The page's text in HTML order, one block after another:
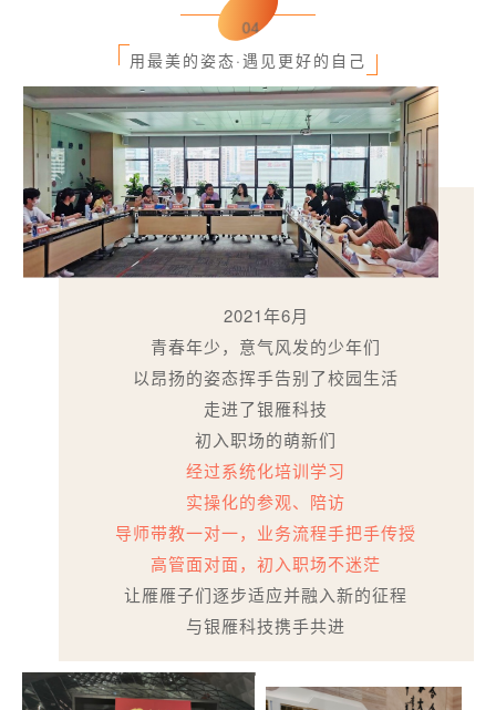
04
用最美的姿态·遇见更好的自己
2021年6月
青春年少，意气风发的少年们
以昂扬的姿态挥手告别了校园生活
走进了银雁科技
初入职场的萌新们
经过系统化培训学习
实操化的参观、陪访
导师带教一对一，业务流程手把手传授
高管面对面，初入职场不迷茫
让雁雁子们逐步适应并融入新的征程
与银雁科技携手共进